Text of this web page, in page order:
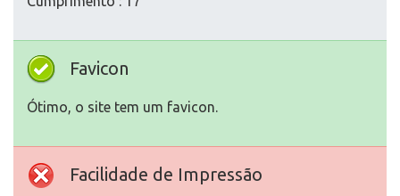
Favicon
Ótimo, o site tem um favicon.
Facilidade de Impressão